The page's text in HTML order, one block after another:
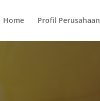
Home Profil Perusahaan